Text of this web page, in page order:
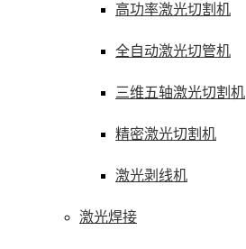
高功率激光切割机
全自动激光切管机
三维五轴激光切割机
精密激光切割机
激光剥线机
激光焊接